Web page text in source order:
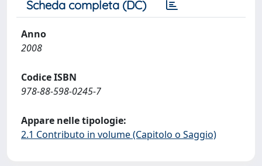
Scheda completa (DC)
Anno
2008
Codice ISBN
978-88-598-0245-7
Appare nelle tipologie:
2.1 Contributo in volume (Capitolo o Saggio)